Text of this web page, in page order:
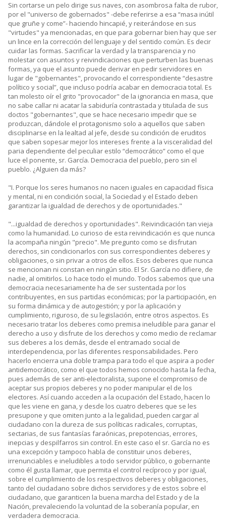
Sin cortarse un pelo dirige sus naves, con asombrosa falta de rubor,
por el "universo de gobernados" -debe referirse a esa “masa inútil
que gruñe y come”- haciendo hincapié, y reiterándose en sus
"virtudes" ya mencionadas, en que para gobernar bien hay que ser
un lince en la corrección del lenguaje y del sentido común. Es decir
cuidar las formas. Sacrificar la verdad y la transparencia y no
molestar con asuntos y reivindicaciones que perturben las buenas
formas, ya que el asunto puede derivar en pedir servidores en
lugar de "gobernantes", provocando el correspondiente “desastre
político y social”, que incluso podría acabar en democracia total. Es
tan molesto oír el grito "provocador" de la ignorancia en masa, que
no sabe callar ni acatar la sabiduría contrastada y titulada de sus
doctos "gobernantes", que se hace necesario impedir que se
produzcan, dándole el protagonismo solo a aquellos que saben
disciplinarse en la lealtad al jefe, desde su condición de eruditos
que saben sopesar mejor los intereses frente a la visceralidad del
paria dependiente del peculiar estilo “democrático” como el que
luce el ponente, sr. García. Democracia del pueblo, pero sin el
pueblo. ¿Alguien da más?
"I. Porque los seres humanos no nacen iguales en capacidad física
y mental, ni en condición social, la Sociedad y el Estado deben
garantizar la igualdad de derechos y de oportunidades."
"...igualdad de derechos y oportunidades". Reivindicación tan vieja
como la humanidad. Lo curioso de esta reivindicación es que nunca
la acompaña ningún "precio". Me pregunto como se disfrutan
derechos, sin condicionarlos con sus correspondientes deberes y
obligaciones, o sin privar a otros de ellos. Esos deberes que nunca
se mencionan ni constan en ningún sitio. El Sr. García no difiere, de
nadie, al omitirlos. Lo hace todo el mundo. Todos sabemos que una
democracia necesariamente ha de ser sustentada por los
contribuyentes, en sus partidas económicas; por la participación, en
su forma dinámica y de autogestión; y por la aplicación y
cumplimiento, riguroso, de su legislación, entre otros aspectos. Es
necesario tratar los deberes como premisa ineludible para ganar el
derecho a uso y disfrute de los derechos y como medio de reclamar
sus deberes a los demás, desde el entramado social de
interdependencia, por las diferentes responsabilidades. Pero
hacerlo encierra una doble trampa para todo el que aspira a poder
antidemocrático, como el que todos hemos conocido hasta la fecha,
pues además de ser anti-electoralista, supone el compromiso de
aceptar sus propios deberes y no poder manipular el de los
electores. Así cuando acceden a la ocupación del Estado, hacen lo
que les viene en gana, y desde los cuatro deberes que se les
presupone y que omiten junto a la legalidad, pueden cargar al
ciudadano con la dureza de sus políticas radicales, corruptas,
sectarias, de sus fantasías faraónicas, prepotencias, errores,
inepcias y despilfarros sin control. En este caso el sr. García no es
una excepción y tampoco habla de constituir unos deberes,
irrenunciables e ineludibles a todo servidor público, o gobernante
como él gusta llamar, que permita el control recíproco y por igual,
sobre el cumplimiento de los respectivos deberes y obligaciones,
tanto del ciudadano sobre dichos servidores y de estos sobre el
ciudadano, que garanticen la buena marcha del Estado y de la
Nación, prevaleciendo la voluntad de la soberanía popular, en
verdadera democracia.